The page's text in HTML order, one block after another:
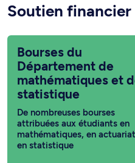
Soutien financier
Bourses du
Département de
mathématiques et
statistique
De nombreuses bourses
attribuées aux étudiants en
mathématiques, en
en statistique